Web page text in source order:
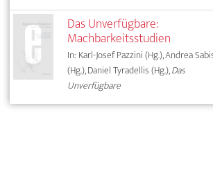
Das Unverfügbare:
Machbarkeitsstudien
In: Karl-Josef Pazzini (Hg.), Andrea
(Hg.), Daniel Tyradellis (Hg.),Das
Unverfügbare